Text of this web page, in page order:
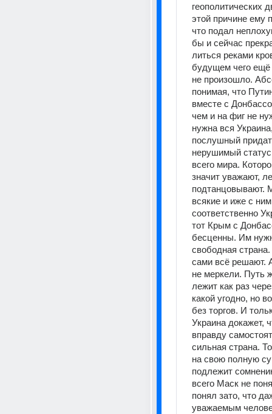
геополитических
этой причине ему
что подал
бы и сейчас
литься реками
будущем чего ещё
не произошло.
понимая, что
вместе с
чем и на фиг не
нужна вся
послушный
нерушимый
всего мира.
значит уважают,
подтанцовывают.
всякие и иже с
соответственно
тот Крым с
бесценны. Им
свободная
сами всё решают.
не меркели. Путь
лежит как раз
какой угодно, но
без торгов. И
Украина докажет,
вправду
сильная страна.
на свою полную
подлежит
всего Маск не
понял зато, что
уважаемым